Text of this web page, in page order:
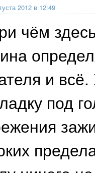
2012 в 12:49
чём
и
под